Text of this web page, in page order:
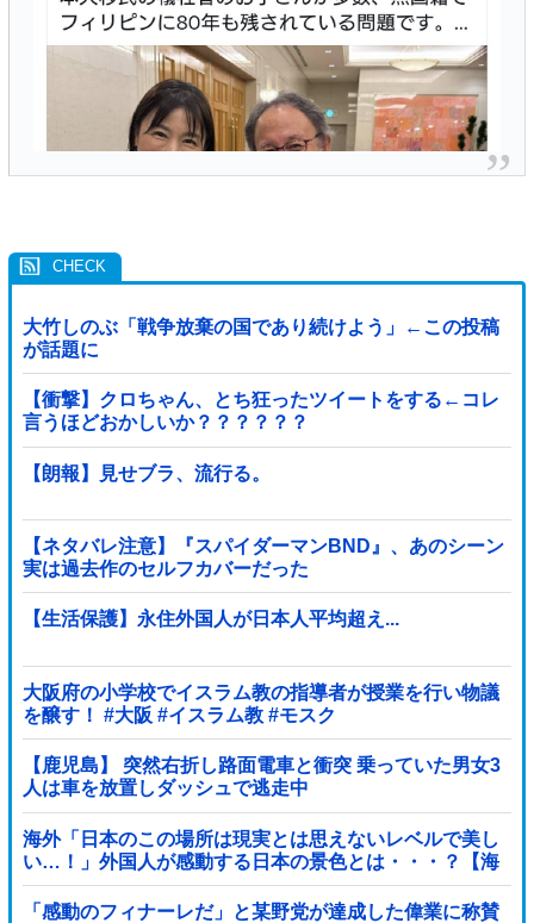
大竹しのぶ「戦争放棄の国であり続けよう」←この投稿
が話題に
【衝撃】クロちゃん、とち狂ったツイートをする←コレ
言うほどおかしいか？？？？？？
【朗報】見せブラ、流行る。
【ネタバレ注意】『スパイダーマンBND』、あのシーン
実は過去作のセルフカバーだった
【生活保護】永住外国人が日本人平均超え...
大阪府の小学校でイスラム教の指導者が授業を行い物議
を醸す！ #大阪 #イスラム教 #モスク
【鹿児島】 突然右折し路面電車と衝突 乗っていた男女3
人は車を放置しダッシュで逃走中
海外「日本のこの場所は現実とは思えないレベルで美し
い…！」外国人が感動する日本の景色とは・・・？【海
外の反応】
「感動のフィナーレだ」と某野党が達成した偉業に称賛